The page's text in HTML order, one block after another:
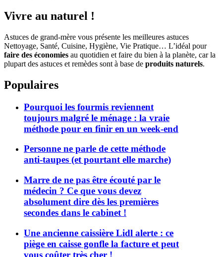
Vivre au naturel !
Astuces de grand-mère vous présente les meilleures astuces
Nettoyage, Santé, Cuisine, Hygiène, Vie Pratique… L’idéal pour
faire des économies au quotidien et faire du bien à la planète, car la
plupart des astuces et remèdes sont à base de produits naturels.
Populaires
Pourquoi les fourmis reviennent
toujours malgré le ménage : la vraie
méthode pour en finir en un week-end
Personne ne parle de cette méthode
anti-taupes (et pourtant elle marche)
Marre de ne pas être écouté par le
médecin ? Ce que vous devez
absolument dire dès les premières
secondes dans le cabinet !
Une ancienne caissière Lidl alerte : ce
piège en caisse gonfle la facture et peut
vous coûter très cher !